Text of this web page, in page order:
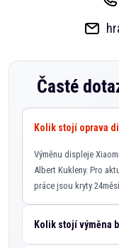
Časté
Kolik stojí oprava
Výměnu displeje
Albert Kukleny. Pro
práce jsou kryty
Kolik stojí výměna